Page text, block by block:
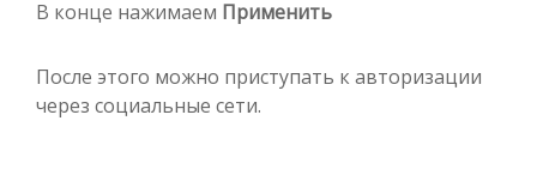
В конце нажимаем Применить
После этого можно приступать к авторизации
через социальные сети.